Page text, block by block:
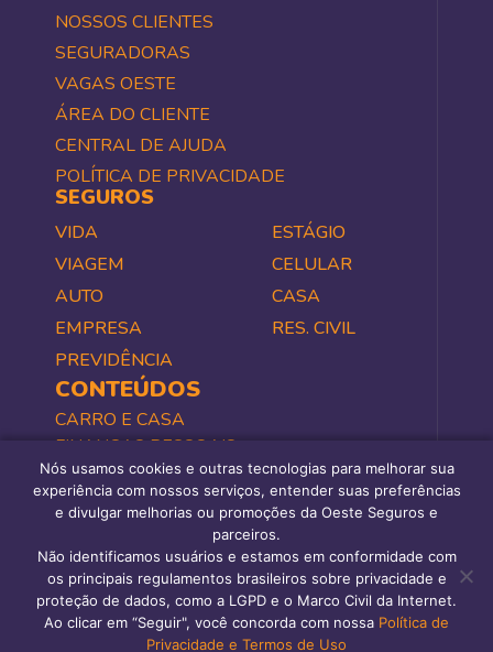
NOSSOS CLIENTES
SEGURADORAS
VAGAS OESTE
ÁREA DO CLIENTE
CENTRAL DE AJUDA
POLÍTICA DE PRIVACIDADE
SEGUROS
VIAGEM
ESTÁGIO
AUTO CASA
CELULAR
EMPRESA
PREVIDÊNCIA
RES. CIVIL
VIDA
CONTEÚDOS
CARRO E CASA
FINANÇAS PESSOAIS
NEGÓCIOS
SAÚDE E BEM-ESTAR
TODOS
PERGUNTAS FREQUENTES
COPYRIGHT 2000 OESTE CORRETORA DE SEGUROS LTDA. V.2R
Nós usamos cookies e outras tecnologias para melhorar sua
experiência com nossos serviços, entender suas preferências
e divulgar melhorias ou promoções da Oeste Seguros e
parceiros.
Não identificamos usuários e estamos em conformidade com
os principais regulamentos brasileiros sobre privacidade e
proteção de dados, como a LGPD e o Marco Civil da Internet.
Ao clicar em “Seguir", você concorda com nossa Política de
Privacidade e Termos de Uso